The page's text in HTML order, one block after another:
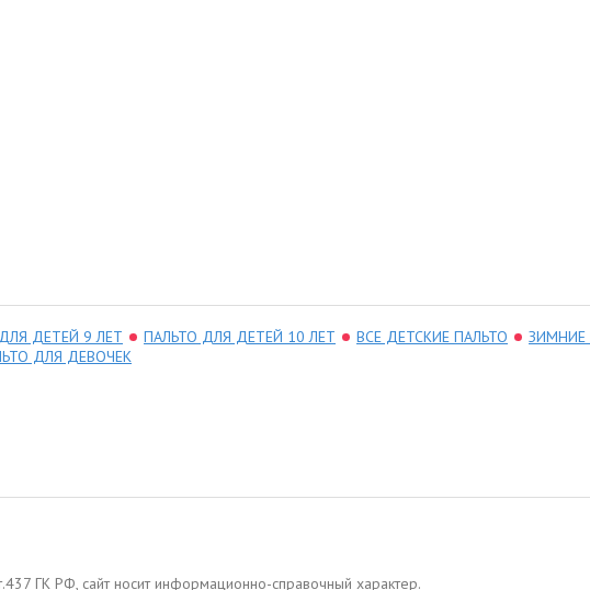
ДЕТЕЙ 9 ЛЕТ ПАЛЬТО ДЛЯ ДЕТЕЙ 10 ЛЕТ ВСЕ ДЕТСКИЕ ПАЛЬТО ЗИМНИЕ
ДЛЯ ДЕВОЧЕК
ГК РФ, сайт носит информационно-справочный характер.